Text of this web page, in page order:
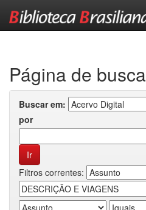
Página de busca
Buscar em:
por
Filtros correntes: